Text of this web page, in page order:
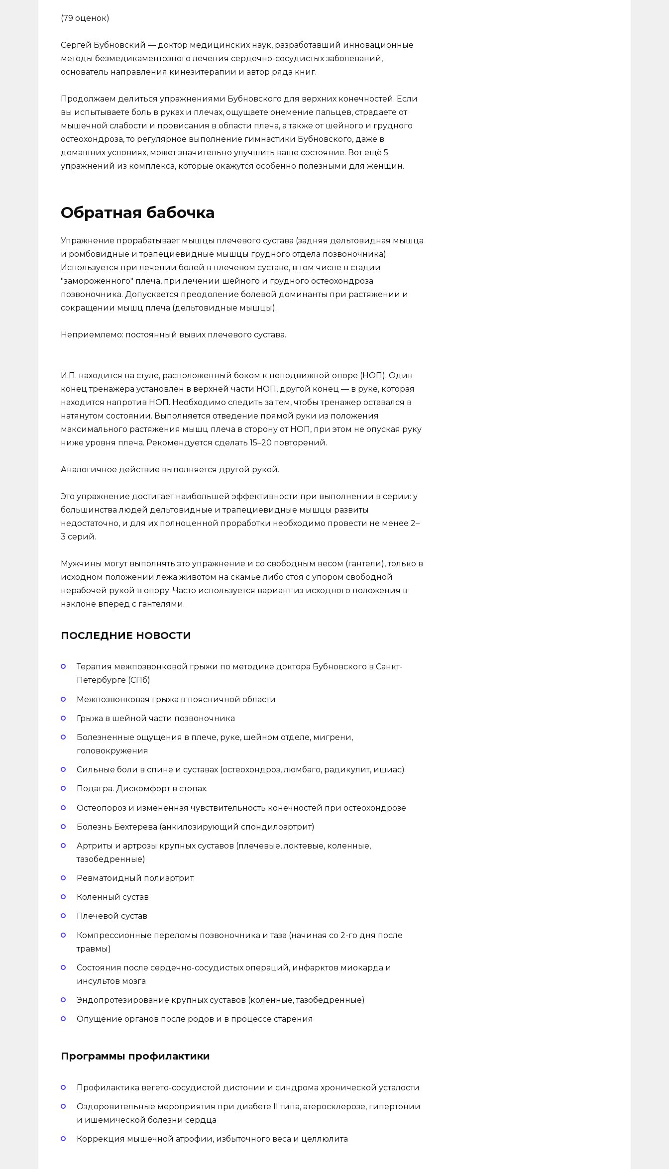
(79 оценок)
Сергей Бубновский — доктор медицинских наук, разработавший инновационные
методы безмедикаментозного лечения сердечно-сосудистых заболеваний,
основатель направления кинезитерапии и автор ряда книг.
Продолжаем делиться упражнениями Бубновского для верхних конечностей. Если
вы испытываете боль в руках и плечах, ощущаете онемение пальцев, страдаете от
мышечной слабости и провисания в области плеча, а также от шейного и грудного
остеохондроза, то регулярное выполнение гимнастики Бубновского, даже в
домашних условиях, может значительно улучшить ваше состояние. Вот ещё 5
упражнений из комплекса, которые окажутся особенно полезными для женщин.
Обратная бабочка
Упражнение прорабатывает мышцы плечевого сустава (задняя дельтовидная мышца
и ромбовидные и трапециевидные мышцы грудного отдела позвоночника).
Используется при лечении болей в плечевом суставе, в том числе в стадии
"замороженного" плеча, при лечении шейного и грудного остеохондроза
позвоночника. Допускается преодоление болевой доминанты при растяжении и
сокращении мышц плеча (дельтовидные мышцы).
Неприемлемо: постоянный вывих плечевого сустава.
И.П. находится на стуле, расположенный боком к неподвижной опоре (НОП). Один
конец тренажера установлен в верхней части НОП, другой конец — в руке, которая
находится напротив НОП. Необходимо следить за тем, чтобы тренажер оставался в
натянутом состоянии. Выполняется отведение прямой руки из положения
максимального растяжения мышц плеча в сторону от НОП, при этом не опуская руку
ниже уровня плеча. Рекомендуется сделать 15–20 повторений.
Аналогичное действие выполняется другой рукой.
Это упражнение достигает наибольшей эффективности при выполнении в серии: у
большинства людей дельтовидные и трапециевидные мышцы развиты
недостаточно, и для их полноценной проработки необходимо провести не менее 2–
3 серий.
Мужчины могут выполнять это упражнение и со свободным весом (гантели), только в
исходном положении лежа животом на скамье либо стоя с упором свободной
нерабочей рукой в опору. Часто используется вариант из исходного положения в
наклоне вперед с гантелями.
ПОСЛЕДНИЕ НОВОСТИ
Терапия межпозвонковой грыжи по методике доктора Бубновского в Санкт-
Петербурге (СПб)
Межпозвонковая грыжа в поясничной области
Грыжа в шейной части позвоночника
Болезненные ощущения в плече, руке, шейном отделе, мигрени,
головокружения
Сильные боли в спине и суставах (остеохондроз, люмбаго, радикулит, ишиас)
Подагра. Дискомфорт в стопах.
Остеопороз и измененная чувствительность конечностей при остеохондрозе
Болезнь Бехтерева (анкилозирующий спондилоартрит)
Артриты и артрозы крупных суставов (плечевые, локтевые, коленные,
тазобедренные)
Ревматоидный полиартрит
Коленный сустав
Плечевой сустав
Компрессионные переломы позвоночника и таза (начиная со 2-го дня после
травмы)
Состояния после сердечно-сосудистых операций, инфарктов миокарда и
инсультов мозга
Эндопротезирование крупных суставов (коленные, тазобедренные)
Опущение органов после родов и в процессе старения
Программы профилактики
Профилактика вегето-сосудистой дистонии и синдрома хронической усталости
Оздоровительные мероприятия при диабете II типа, атеросклерозе, гипертонии
и ишемической болезни сердца
Коррекция мышечной атрофии, избыточного веса и целлюлита